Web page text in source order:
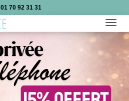
01 70 92 31 31